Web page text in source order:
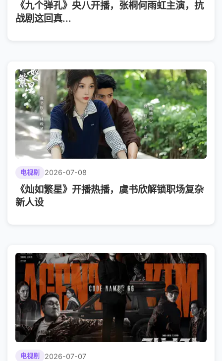
《九个弹孔》央八开播，张桐何雨虹主演，抗
战剧这回真...
电视剧 2026-07-08
《灿如繁星》开播热播，虞书欣解锁职场复杂
新人设
电视剧 2026-07-07